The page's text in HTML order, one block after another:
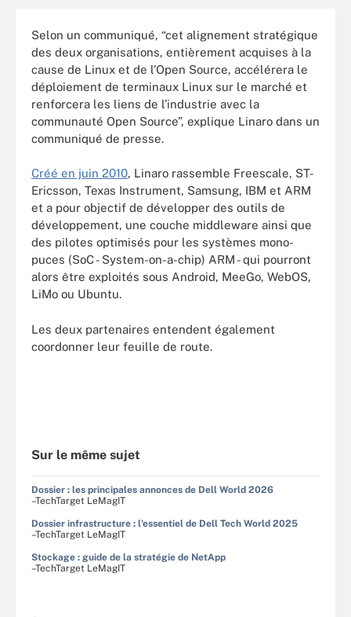
Selon un communiqué, “cet alignement stratégique
des deux organisations, entièrement acquises à la
cause de Linux et de l’Open Source, accélérera le
déploiement de terminaux Linux sur le marché et
renforcera les liens de l’industrie avec la
communauté Open Source”, explique Linaro dans un
communiqué de presse.
Créé en juin 2010, Linaro rassemble Freescale, ST-
Ericsson, Texas Instrument, Samsung, IBM et ARM
et a pour objectif de développer des outils de
développement, une couche middleware ainsi que
des pilotes optimisés pour les systèmes mono-
puces (SoC - System-on-a-chip) ARM - qui pourront
alors être exploités sous Android, MeeGo, WebOS,
LiMo ou Ubuntu.
Les deux partenaires entendent également
coordonner leur feuille de route.
Sur le même sujet
Dossier : les principales annonces de Dell World 2026
–TechTarget LeMagIT
Dossier infrastructure : l'essentiel de Dell Tech World 2025
–TechTarget LeMagIT
Stockage : guide de la stratégie de NetApp
–TechTarget LeMagIT